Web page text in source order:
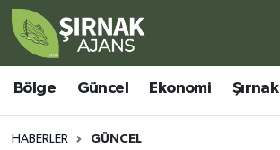
Bölge Güncel Ekonomi Şırnak
HABERLER GÜNCEL
Bölge
Güncel
Şırnak Nöbetçi Eczaneler
Şırnak Hava Durumu